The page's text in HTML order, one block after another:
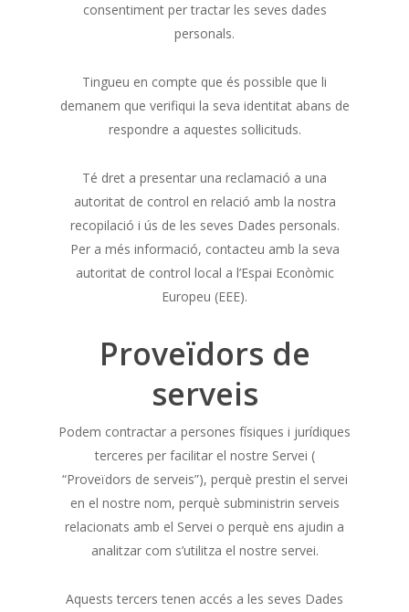
consentiment per tractar les seves dades
personals.
Tingueu en compte que és possible que li
demanem que verifiqui la seva identitat abans de
respondre a aquestes sol·licituds.
Té dret a presentar una reclamació a una
autoritat de control en relació amb la nostra
recopilació i ús de les seves Dades personals.
Per a més informació, contacteu amb la seva
autoritat de control local a l’Espai Econòmic
Europeu (EEE).
Proveïdors de
serveis
Podem contractar a persones físiques i jurídiques
terceres per facilitar el nostre Servei (
“Proveïdors de serveis”), perquè prestin el servei
en el nostre nom, perquè subministrin serveis
relacionats amb el Servei o perquè ens ajudin a
analitzar com s’utilitza el nostre servei.
Aquests tercers tenen accés a les seves Dades